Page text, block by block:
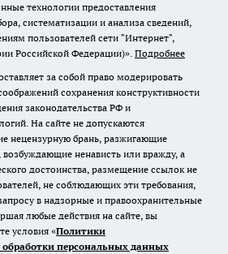
технологии предоставления
систематизации и анализа сведений,
пользователей сети "Интернет",
Российской Федерации)». Подробнее
за собой право модерировать
сохранения конструктивности
законодательства РФ и
На сайте не допускаются
нецензурную брань, разжигающие
ненависть или вражду, а
достоинства, размещение ссылок не
не соблюдающих эти требования,
в надзорные и правоохранительные
любые действия на сайте, вы
условия «Политики
персональных данных